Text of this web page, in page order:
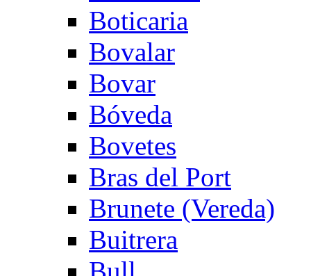
Boticaria
Bovalar
Bovar
Bóveda
Bovetes
Bras del Port
Brunete (Vereda)
Buitrera